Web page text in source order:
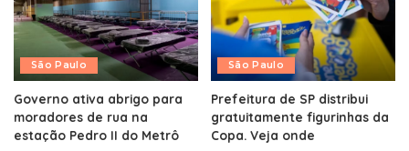
São Paulo
Governo ativa abrigo para
moradores de rua na
estação Pedro II do Metrô
São Paulo
Prefeitura de SP distribui
gratuitamente figurinhas da
Copa. Veja onde